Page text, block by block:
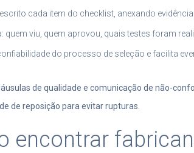
cada item do checklist, anexando
quem viu, quem aprovou, quais testes foram
do processo de seleção e facilita
de qualidade e comunicação de não-
de reposição para evitar rupturas.
encontrar